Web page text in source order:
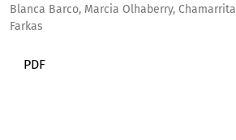
Blanca Barco, Marcia Olhaberry, Chamarrita
Farkas
PDF